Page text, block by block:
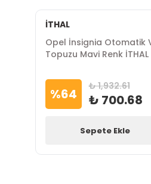
İTHAL
Opel İnsignia Otomatik
Topuzu Mavi Renk
%64 ₺ 1,932.61
₺ 700.68
Sepete Ekle